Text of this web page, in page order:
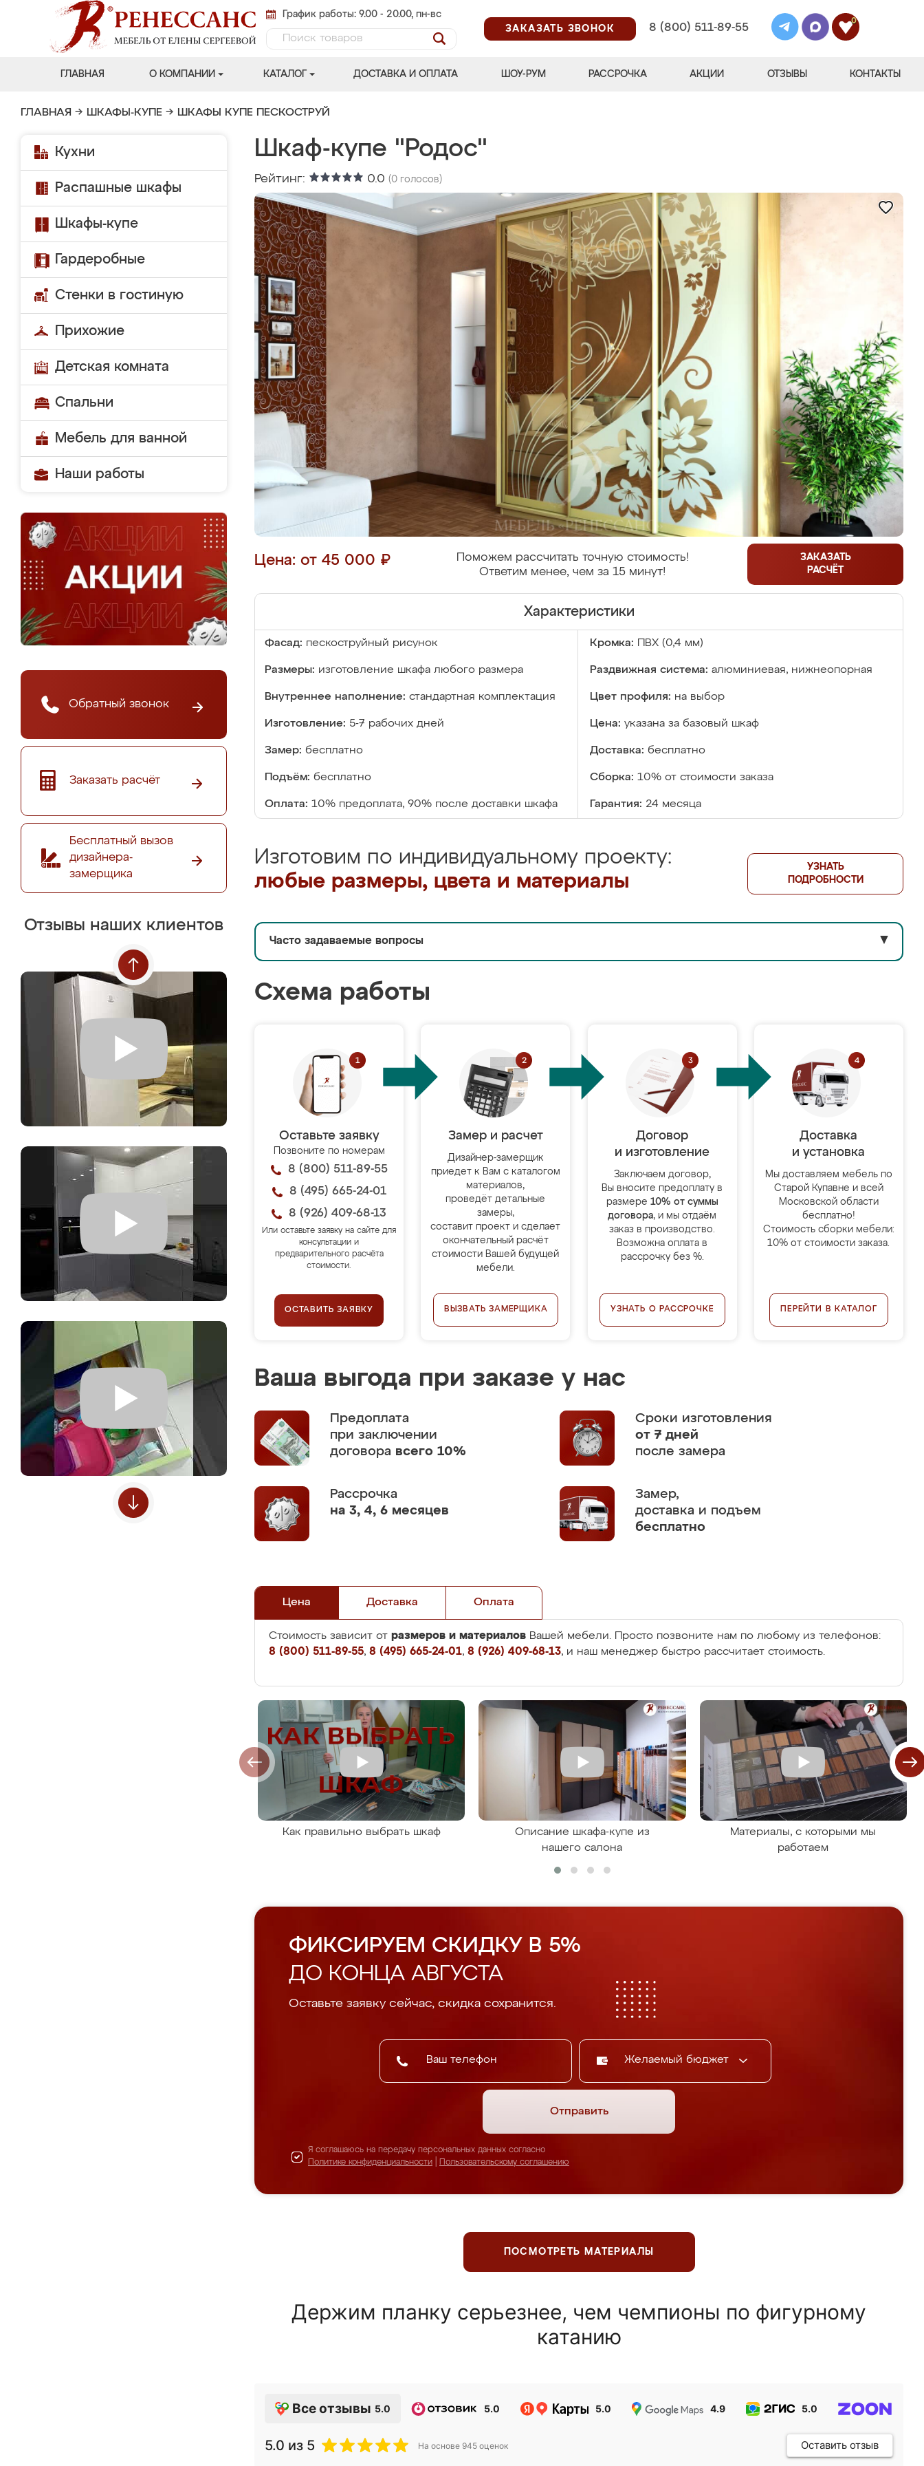
График работы: 9.00 - 20.00, пн-вс
ЗАКАЗАТЬ ЗВОНОК
8 (800) 511-89-55
0
ГЛАВНАЯ О КОМПАНИИ КАТАЛОГ ДОСТАВКА И ОПЛАТА ШОУ-РУМ РАССРОЧКА АКЦИИ ОТЗЫВЫ КОНТАКТЫ
ГЛАВНАЯ → ШКАФЫ-КУПЕ → ШКАФЫ КУПЕ ПЕСКОСТРУЙ
Кухни
Распашные шкафы
Шкафы-купе
Гардеробные
Стенки в гостиную
Прихожие
Детская комната
Спальни
Мебель для ванной
Наши работы
Обратный звонок
Заказать расчёт
Бесплатный вызов
дизайнера-
замерщика
Отзывы наших клиентов
Шкаф-купе "Родос"
Рейтинг: 0.0 (0 голосов)
Цена: от 45 000 ₽
Поможем рассчитать точную стоимость!
Ответим менее, чем за 15 минут!
ЗАКАЗАТЬ
РАСЧЁТ
Характеристики
Фасад: пескоструйный рисунок Кромка: ПВХ (0,4 мм)
Размеры: изготовление шкафа любого размера Раздвижная система: алюминиевая, нижнеопорная
Внутреннее наполнение: стандартная комплектация Цвет профиля: на выбор
Изготовление: 5-7 рабочих дней Цена: указана за базовый шкаф
Замер: бесплатно Доставка: бесплатно
Подъём: бесплатно Сборка: 10% от стоимости заказа
Оплата: 10% предоплата, 90% после доставки шкафа Гарантия: 24 месяца
Изготовим по индивидуальному проекту:
любые размеры, цвета и материалы
УЗНАТЬ
ПОДРОБНОСТИ
Часто задаваемые вопросы ▼
Схема работы
Оставьте заявку
Позвоните по номерам
8 (800) 511-89-55
8 (495) 665-24-01
8 (926) 409-68-13
Или оставьте заявку на сайте для
консультации и
предварительного расчёта
стоимости.
ОСТАВИТЬ ЗАЯВКУ
Замер и расчет
Дизайнер-замерщик
приедет к Вам с каталогом
материалов,
проведёт детальные
замеры,
составит проект и сделает
окончательный расчёт
стоимости Вашей будущей
мебели.
ВЫЗВАТЬ ЗАМЕРЩИКА
Договор
и изготовление
Заключаем договор,
Вы вносите предоплату в
размере 10% от суммы
договора, и мы отдаём
заказ в производство.
Возможна оплата в
рассрочку без %.
УЗНАТЬ О РАССРОЧКЕ
Доставка
и установка
Мы доставляем мебель по
Старой Купавне и всей
Московской области
бесплатно!
Стоимость сборки мебели:
10% от стоимости заказа.
ПЕРЕЙТИ В КАТАЛОГ
Ваша выгода при заказе у нас
Предоплата
при заключении
договора всего 10%
Сроки изготовления
от 7 дней
после замера
Рассрочка
на 3, 4, 6 месяцев
Замер,
доставка и подъем
бесплатно
Цена Доставка Оплата
Стоимость зависит от размеров и материалов Вашей мебели. Просто позвоните нам по любому из телефонов:
8 (800) 511-89-55, 8 (495) 665-24-01, 8 (926) 409-68-13, и наш менеджер быстро рассчитает стоимость.
Как правильно выбрать шкаф
Описание шкафа-купе из
нашего салона
Материалы, с которыми мы
работаем
ФИКСИРУЕМ СКИДКУ В 5%
ДО КОНЦА АВГУСТА
Оставьте заявку сейчас, скидка сохранится.
Желаемый бюджет
Отправить
Я соглашаюсь на передачу персональных данных согласно
Политике конфиденциальности
Пользовательскому соглашению
ПОСМОТРЕТЬ МАТЕРИАЛЫ
Держим планку серьезнее, чем чемпионы по фигурному
катанию
Все отзывы 5.0 5.0 5.0 4.9 5.0
5.0 из 5 На основе 945 оценок Оставить отзыв